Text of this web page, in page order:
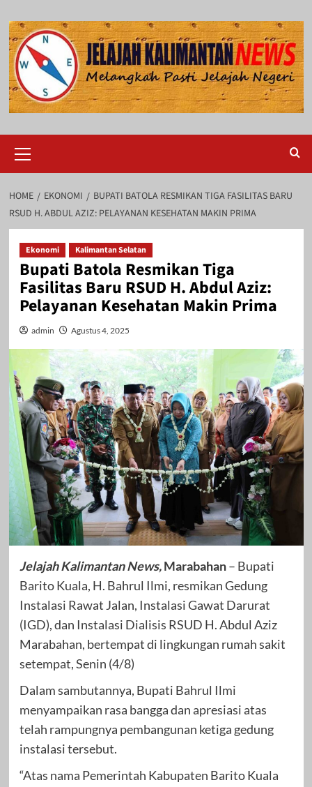
to
content
Menu
HOME EKONOMI
BUPATI BATOLA RESMIKAN TIGA FASILITAS BARU
RSUD H. ABDUL AZIZ: PELAYANAN KESEHATAN MAKIN PRIMA
Ekonomi Kalimantan Selatan
Bupati Batola Resmikan Tiga
Fasilitas Baru RSUD H. Abdul Aziz:
Pelayanan Kesehatan Makin Prima
admin Agustus 4, 2025
Jelajah Kalimantan News,Marabahan– Bupati
Barito Kuala, H. Bahrul Ilmi, resmikan Gedung
Instalasi Rawat Jalan, Instalasi Gawat Darurat
(IGD), dan Instalasi Dialisis RSUD H. Abdul Aziz
Marabahan, bertempat di lingkungan rumah sakit
setempat, Senin (4/8)
Dalam sambutannya, Bupati Bahrul Ilmi
menyampaikan rasa bangga dan apresiasi atas
telah rampungnya pembangunan ketiga gedung
instalasi tersebut.
“Atas nama Pemerintah Kabupaten Barito Kuala